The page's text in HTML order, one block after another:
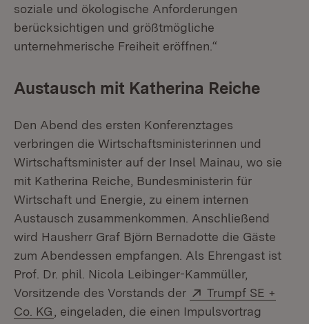
soziale und ökologische Anforderungen
berücksichtigen und größtmögliche
unternehmerische Freiheit eröffnen.“
Austausch mit Katherina Reiche
Den Abend des ersten Konferenztages
verbringen die Wirtschaftsministerinnen und
Wirtschaftsminister auf der Insel Mainau, wo sie
mit Katherina Reiche, Bundesministerin für
Wirtschaft und Energie, zu einem internen
Austausch zusammenkommen. Anschließend
wird Hausherr Graf Björn Bernadotte die Gäste
zum Abendessen empfangen. Als Ehrengast ist
Prof. Dr. phil. Nicola Leibinger-Kammüller,
Vorsitzende des Vorstands der
Extern:
Trumpf SE +
Co. KG (Öffnet in neuem Fenster)
, eingeladen, die einen Impulsvortrag